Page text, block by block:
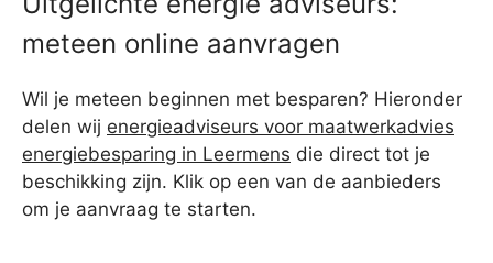
meteen online aanvragen
Wil je meteen beginnen met besparen? Hieronder
delen wij energieadviseurs voor maatwerkadvies
energiebesparing in Leermens die direct tot je
beschikking zijn. Klik op een van de aanbieders
om je aanvraag te starten.